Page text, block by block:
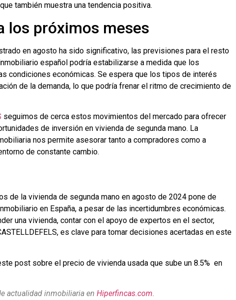
también muestra una tendencia positiva.
los próximos meses
en agosto ha sido significativo, las previsiones para el resto
español podría estabilizarse a medida que los
condiciones económicas. Se espera que los tipos de interés
de la demanda, lo que podría frenar el ritmo de crecimiento de
seguimos de cerca estos movimientos del mercado para ofrecer
de inversión en vivienda de segunda mano. La
nos permite asesorar tanto a compradores como a
de constante cambio.
de la vivienda de segunda mano en agosto de 2024 pone de
en España, a pesar de las incertidumbres económicas.
una vivienda, contar con el apoyo de expertos en el sector,
es clave para tomar decisiones acertadas en este
post sobre el precio de vivienda usada que sube un 8.5% en
actualidad inmobiliaria en Hiperfincas.com.